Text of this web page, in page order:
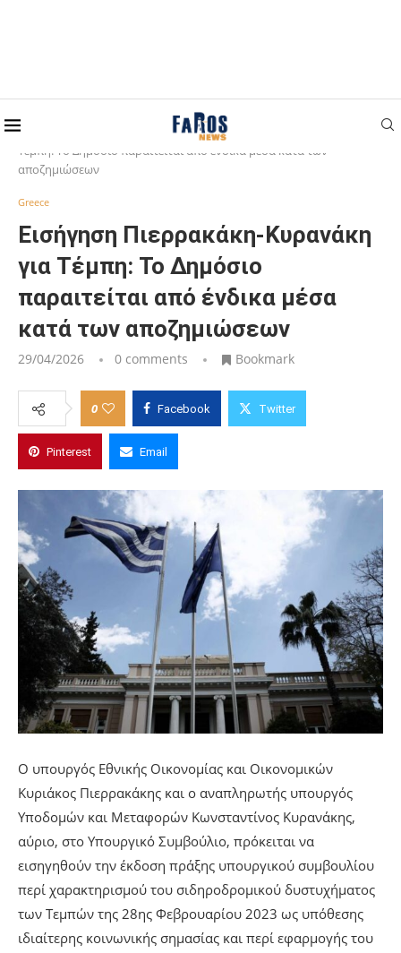
Home
Εισήγηση Πιερρακάκη-Κυρανάκη για
Τέμπη: Το Δημόσιο παραιτείται από ένδικα μέσα κατά των
αποζημιώσεων
Greece
Εισήγηση Πιερρακάκη-Κυρανάκη
για Τέμπη: Το Δημόσιο
παραιτείται από ένδικα μέσα
κατά των αποζημιώσεων
29/04/2026 0 comments Bookmark
0 Facebook Twitter
Pinterest Email
Ο υπουργός Εθνικής Οικονομίας και Οικονομικών
Κυριάκος Πιερρακάκης και ο αναπληρωτής υπουργός
Υποδομών και Μεταφορών Κωνσταντίνος Κυρανάκης,
αύριο, στο Υπουργικό Συμβούλιο, πρόκειται να
εισηγηθούν την έκδοση πράξης υπουργικού συμβουλίου
περί χαρακτηρισμού του σιδηροδρομικού δυστυχήματος
των Τεμπών της 28ης Φεβρουαρίου 2023 ως υπόθεσης
ιδιαίτερης κοινωνικής σημασίας και περί εφαρμογής του